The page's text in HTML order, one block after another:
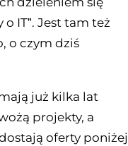
IT”. Jest tam też
o czym dziś
już kilka lat
projekty, a
oferty poniżej